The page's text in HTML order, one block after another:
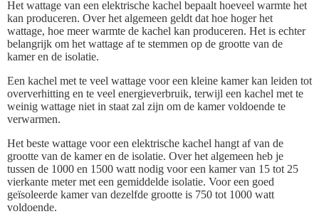
Het wattage van een elektrische kachel bepaalt hoeveel warmte het
kan produceren. Over het algemeen geldt dat hoe hoger het
wattage, hoe meer warmte de kachel kan produceren. Het is echter
belangrijk om het wattage af te stemmen op de grootte van de
kamer en de isolatie.
Een kachel met te veel wattage voor een kleine kamer kan leiden tot
oververhitting en te veel energieverbruik, terwijl een kachel met te
weinig wattage niet in staat zal zijn om de kamer voldoende te
verwarmen.
Het beste wattage voor een elektrische kachel hangt af van de
grootte van de kamer en de isolatie. Over het algemeen heb je
tussen de 1000 en 1500 watt nodig voor een kamer van 15 tot 25
vierkante meter met een gemiddelde isolatie. Voor een goed
geïsoleerde kamer van dezelfde grootte is 750 tot 1000 watt
voldoende.